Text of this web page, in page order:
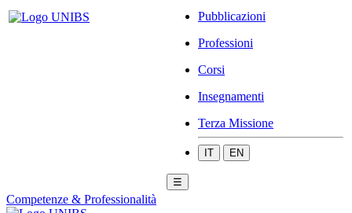
Pubblicazioni
Professioni
Corsi
Insegnamenti
Terza Missione
IT EN
☰
Competenze & Professionalità